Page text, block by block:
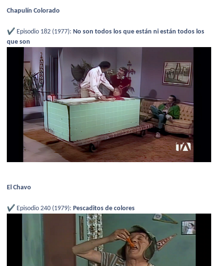
Chapulín Colorado
✔️ Episodio 182 (1977): No son todos los que están ni están todos los
que son
El Chavo
✔️ Episodio 240 (1979): Pescaditos de colores